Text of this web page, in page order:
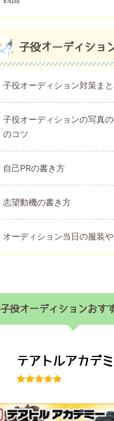
子役オーディショ
子役オーディション対策ま
子役オーディションの写真
のコツ
自己PRの書き方
志望動機の書き方
オーディション当日の服装
子役オーディションおす
テアトルアカデ